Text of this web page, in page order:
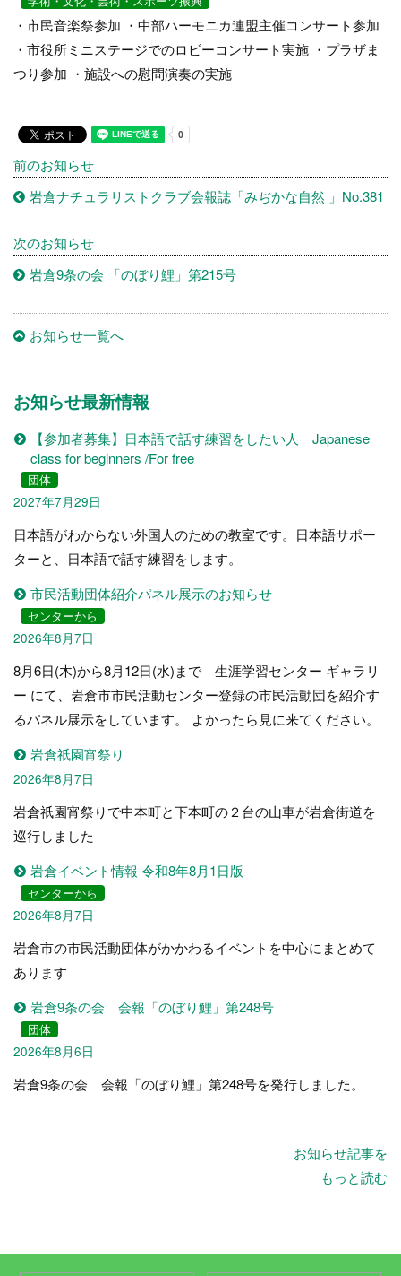
・市民音楽祭参加 ・中部ハーモニカ連盟主催コンサート参加
・市役所ミニステージでのロビーコンサート実施 ・プラザま
つり参加 ・施設への慰問演奏の実施
前のお知らせ
岩倉ナチュラリストクラブ会報誌「みぢかな自然 」No.381
次のお知らせ
岩倉9条の会 「のぼり鯉」第215号
お知らせ一覧へ
お知らせ最新情報
【参加者募集】日本語で話す練習をしたい人 Japanese
class for beginners /For free
団体
2027年7月29日
日本語がわからない外国人のための教室です。日本語サポー
ターと、日本語で話す練習をします。
市民活動団体紹介パネル展示のお知らせ
センターから
2026年8月7日
8月6日(木)から8月12日(水)まで 生涯学習センター ギャラリ
ー にて、岩倉市市民活動センター登録の市民活動団を紹介す
るパネル展示をしています。 よかったら見に来てください。
岩倉祇園宵祭り
2026年8月7日
岩倉祇園宵祭りで中本町と下本町の２台の山車が岩倉街道を
巡行しました
岩倉イベント情報 令和8年8月1日版
センターから
2026年8月7日
岩倉市の市民活動団体がかかわるイベントを中心にまとめて
あります
岩倉9条の会 会報「のぼり鯉」第248号
団体
2026年8月6日
岩倉9条の会 会報「のぼり鯉」第248号を発行しました。
お知らせ記事を
もっと読む